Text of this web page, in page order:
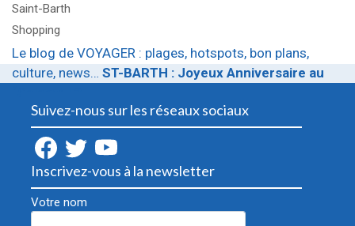
Saint-Barth
Shopping
Le blog de VOYAGER : plages, hotspots, bon plans,
culture, news… ST-BARTH : Joyeux Anniversaire au
Suivez-nous sur les réseaux sociaux
Inscrivez-vous à la newsletter
Votre nom